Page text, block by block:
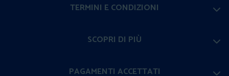
TERMINI E CONDIZIONI
SCOPRI DI PIÙ
PAGAMENTI ACCETTATI